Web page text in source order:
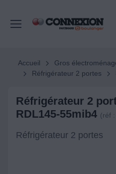
Accueil Gros
Réfrigérateur 2 portes
Réfrigérateur 2
RDL145-55mib4 (réf
Réfrigérateur 2 portes